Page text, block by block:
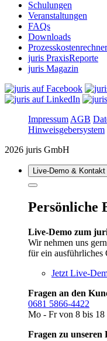
Schulungen
Veranstaltungen
FAQs
Downloads
Prozesskostenrechner
juris PraxisReporte
juris Magazin
Impressum AGB
Hinweisgebersystem
2026 juris GmbH
Live‑Demo & Kontakt
Persönliche
Live-Demo zum
Wir nehmen uns
für ein ausführliches
Jetzt Live-
Fragen an den
0681 5866-4422
Mo - Fr von 8 bis
Fragen zu unseren